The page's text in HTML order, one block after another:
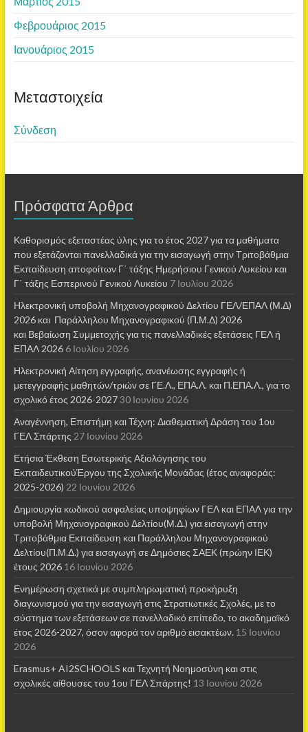
Φεβρουάριος 2015
Ιανουάριος 2015
Μεταστοιχεία
Σύνδεση
Πρόσφατα Άρθρα
Καθορισμός εξεταστέας ύλης για το έτος 2027 για τα μαθήματα
που εξετάζονται πανελλαδικά για την εισαγωγή στην Τριτοβάθμια
Εκπαίδευση αποφοίτων Γ΄ τάξης Ημερήσιου Γενικού Λυκείου και
Γ΄ τάξης Εσπερινού Γενικού Λυκείου 7 Ιουλίου 2026
Ηλεκτρονική υποβολή Μηχανογραφικού Δελτίου ΓΕΛ/ΕΠΑΛ (Μ.Δ)
2026 και Παράλληλου Μηχανογραφικού (Π.Μ.Δ) 2026
και Βεβαίωση Συμμετοχής για τις πανελλαδικές εξετάσεις ΓΕΛ ή
ΕΠΑΛ 2026 6 Ιουλίου 2026
Ηλεκτρονική Αίτηση εγγραφής, ανανέωσης εγγραφής ή
μετεγγραφής μαθητών/τριών σε ΓΕ.Λ., ΕΠΑ.Λ. και Π.ΕΠΑ.Λ., για το
σχολικό έτος 2026-202730 Ιουνίου 2026
Αναγέννηση, Επιστήμη και Τέχνη: Διαθεματική Δράση του 1ου
ΓΕΛ Σπάρτης 27 Ιουνίου 2026
Ετήσια Έκθεση Εσωτερικής Αξιολόγησης του
ΕκπαιδευτικούΈργου της Σχολικής Μονάδας (έτος αναφοράς:
2025-2026) 22 Ιουνίου 2026
Δημιουργία κωδικού ασφαλείας υποψηφίων ΓΕΛ και ΕΠΑΛ για την
υποβολή Μηχανογραφικού Δελτίου(Μ.Δ.) για εισαγωγή στην
Τριτοβάθμια Εκπαίδευση και Παράλληλου Μηχανογραφικού
Δελτίου(Π.Μ.Δ.) για εισαγωγή σε Δημόσιες ΣΑΕΚ (πρώην ΙΕΚ)
έτους 2026 16 Ιουνίου 2026
Ενημέρωση σχετικά με συμπληρωματική προκήρυξη
διαγωνισμού για την εισαγωγή στις Στρατιωτικές Σχολές, με το
σύστημα των εξετάσεων σε πανελλαδικό επίπεδο, το ακαδημαϊκό
έτος 2026-2027, όσον αφορά τον αριθμό εισακτέων. 15 Ιουνίου
2026
Erasmus+ AI2SCHOOLS και Τεχνητή Νοημοσύνη και στις
σχολικές αίθουσες τoυ 1ου ΓΕΛ Σπάρτης! 13 Ιουνίου 2026